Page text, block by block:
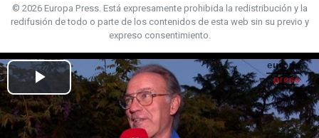
© 2026 Europa Press.Está expresamente prohibida la redistribución y la
redifusión de todo o parte de los contenidos de esta web sin su previo y
expreso consentimiento.